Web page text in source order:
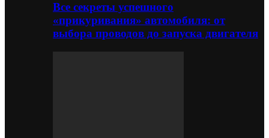
Все секреты успешного
«прикуривания» автомобиля: от
выбора проводов до запуска двигателя